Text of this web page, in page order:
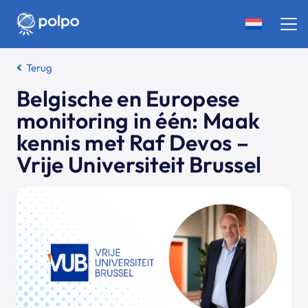
Terug
Belgische en Europese
monitoring in één: Maak
kennis met Raf Devos –
Vrije Universiteit Brussel